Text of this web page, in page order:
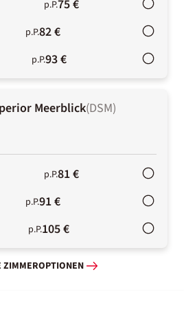
p.P.75 €
p.P.82 €
p.P.93 €
Meerblick(DSM)
p.P.81 €
p.P.91 €
p.P.105 €
ZIMMEROPTIONEN